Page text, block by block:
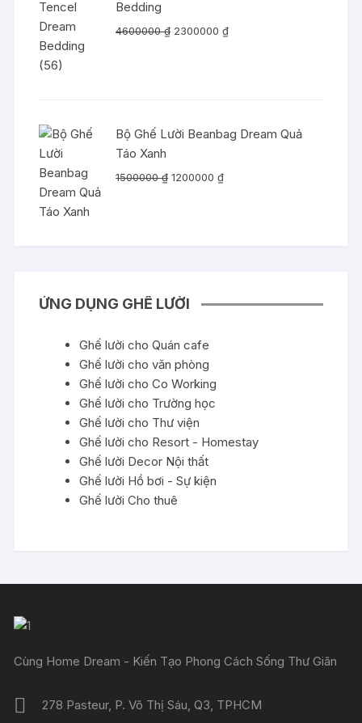
Bedding
4600000₫ Giá
2300000₫Giá
Bộ Ghế Lười Beanbag Dream Quả
Táo Xanh
1500000₫ Giá
1200000₫Giá
ỨNG DỤNG GHẾ LƯỜI
Ghế lười cho Quán cafe
Ghế lười cho văn phòng
Ghế lười cho Co Working
Ghế lười cho Trường học
Ghế lười cho Thư viện
Ghế lười cho Resort - Homestay
Ghế lười Decor Nội thất
Ghế lười Hồ bơi - Sự kiện
Ghế lười Cho thuê
Cùng Home Dream - Kiến Tạo Phong Cách Sống Thư Giãn
278 Pasteur, P. Võ Thị Sáu, Q3, TPHCM